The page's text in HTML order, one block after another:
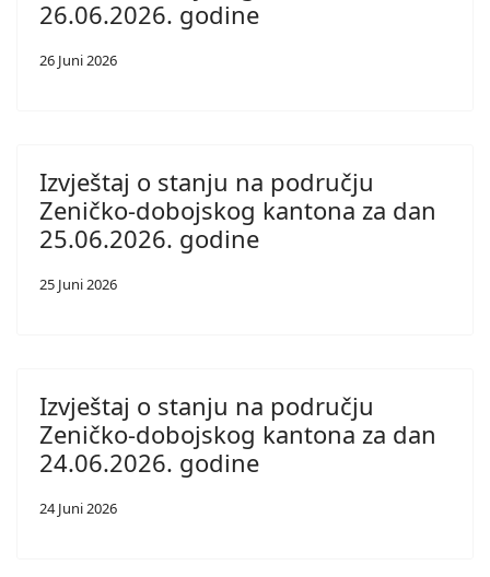
26.06.2026. godine
26 Juni 2026
Izvještaj o stanju na području
Zeničko-dobojskog kantona za dan
25.06.2026. godine
25 Juni 2026
Izvještaj o stanju na području
Zeničko-dobojskog kantona za dan
24.06.2026. godine
24 Juni 2026